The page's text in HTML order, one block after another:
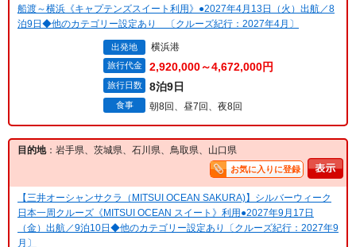
船渡～横浜《キャプテンズスイート利用》●2027年4月13日（火）出航／8
泊9日◆他のカテゴリー設定あり 〔クルーズ紀行：2027年4月〕
出発地 横浜港
旅行代金 2,920,000～4,672,000円
旅行日数 8泊9日
食事 朝8回、昼7回、夜8回
目的地：岩手県、茨城県、石川県、鳥取県、山口県
お気に入りに登録
【三井オーシャンサクラ（MITSUI OCEAN SAKURA)】シルバーウィーク
日本一周クルーズ《MITSUI OCEAN スイート》利用●2027年9月17日
（金）出航／9泊10日◆他のカテゴリー設定あり〔クルーズ紀行：2027年9
月〕